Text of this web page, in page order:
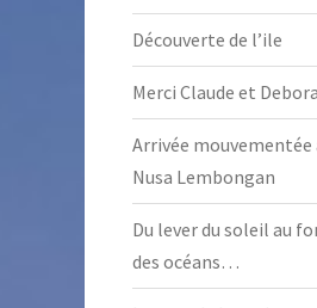
Découverte de l’ile
Merci Claude et
Arrivée mouvementée
Nusa Lembongan
Du lever du soleil au
des océans…